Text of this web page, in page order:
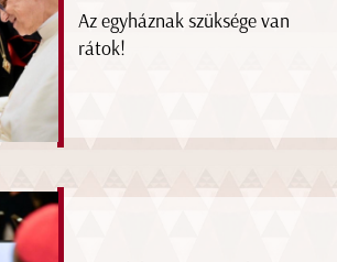
Az egyháznak szüksége van
rátok!